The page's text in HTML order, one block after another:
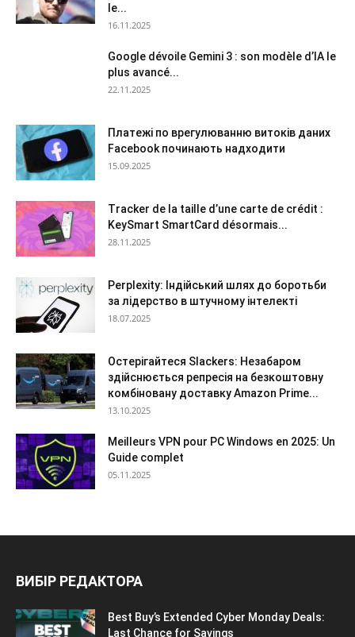
le...
16.11.2025
Google dévoile Gemini 3 : son modèle d’IA le
plus avancé...
22.11.2025
Платежі по врегулюванню витоків даних
Facebook починають надходити
15.09.2025
Tracker de la taille d’une carte de crédit :
KeySmart SmartCard désormais...
28.11.2025
Perplexity: Індійський шлях до боротьби
за лідерство в штучному інтелекті
18.07.2025
Остерігайтеся Slackers: Незабаром
здійснюється репресія на безкоштовну
комбіновану доставку Amazon Prime...
13.10.2025
Meilleurs VPN pour PC Windows en 2025: Un
Guide complet
05.11.2025
ВИБІР РЕДАКТОРА
Best Buy’s Extended Cyber Monday Deals:
Last Chance for Savings